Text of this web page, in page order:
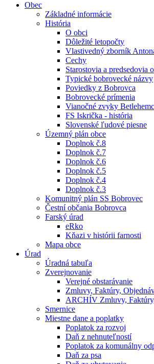
Obec
Základné informácie
História
O obci
Dôležité letopočty
Vlastivedný zborník
Cechy
Starostovia a predsedovia
Typické bobrovecké názvy
Poviedky z Bobrovca
Bobrovecké prímenia
Vianočné zvyky
FS Iskrička - história
Slovenské ľudové piesne
Územný plán obce
Doplnok č.8
Doplnok č.7
Doplnok č.6
Doplnok č.5
Doplnok č.4
Doplnok č.3
Komunitný plán SS Bobrovec
Čestní občania Bobrovca
Farský úrad
eRko
Kňazi v histórii farnosti
Mapa obce
Úrad
Úradná tabuľa
Zverejnovanie
Verejné obstarávanie
Zmluvy, Faktúry,
ARCHÍV Zmluvy,
Smernice
Miestne dane a poplatky
Poplatok za rozvoj
Daň z nehnuteľností
Poplatok za komunálny
Daň za psa